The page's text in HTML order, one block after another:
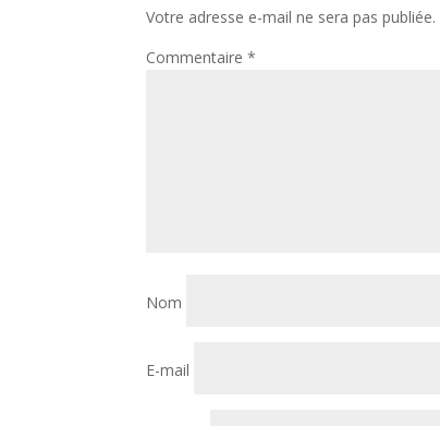
Votre adresse e-mail ne sera pas publiée.
Commentaire*
Nom
E-mail